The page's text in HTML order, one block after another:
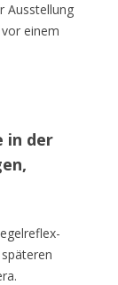
Ausstellung
einem
in der